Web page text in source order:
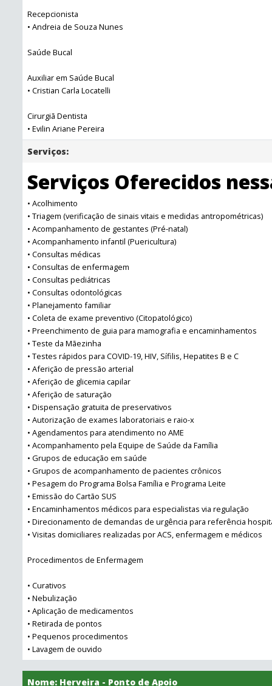
Recepcionista
• Andreia de Souza Nunes
Saúde Bucal
Auxiliar em Saúde Bucal
• Cristian Carla Locatelli
Cirurgiã Dentista
• Evilin Ariane Pereira
Serviços:
Serviços Oferecidos
• Acolhimento
• Triagem (verificação de sinais vitais e medidas antropométricas)
• Acompanhamento de gestantes (Pré-natal)
• Acompanhamento infantil (Puericultura)
• Consultas médicas
• Consultas de enfermagem
• Consultas pediátricas
• Consultas odontológicas
• Planejamento familiar
• Coleta de exame preventivo (Citopatológico)
• Preenchimento de guia para mamografia e encaminhamentos
• Teste da Mãezinha
• Testes rápidos para COVID-19, HIV, Sífilis, Hepatites B e C
• Aferição de pressão arterial
• Aferição de glicemia capilar
• Aferição de saturação
• Dispensação gratuita de preservativos
• Autorização de exames laboratoriais e raio-x
• Agendamentos para atendimento no AME
• Acompanhamento pela Equipe de Saúde da Família
• Grupos de educação em saúde
• Grupos de acompanhamento de pacientes crônicos
• Pesagem do Programa Bolsa Família e Programa Leite
• Emissão do Cartão SUS
• Encaminhamentos médicos para especialistas via regulação
• Direcionamento de demandas de urgência para referência
• Visitas domiciliares realizadas por ACS, enfermagem e médicos
Procedimentos de Enfermagem
• Curativos
• Nebulização
• Aplicação de medicamentos
• Retirada de pontos
• Pequenos procedimentos
• Lavagem de ouvido
Nome: Herveira - Ponto de Apoio